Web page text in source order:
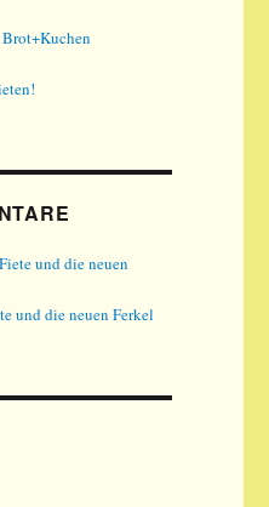
und die neuen
und die neuen Ferkel